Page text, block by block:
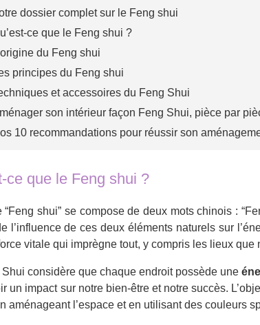
dossier complet sur le Feng shui
ce que le Feng shui ?
du Feng shui
principes du Feng shui
et accessoires du Feng Shui
son intérieur façon Feng Shui, pièce par
10 recommandations pour réussir son
ce que le Feng shui ?
“Feng shui” se compose de deux mots chinois :
l’influence de ces deux éléments naturels sur
vitale qui imprègne tout, y compris les lieux que
Shui considère que chaque endroit possède une
un impact sur notre bien-être et notre succès.
aménageant l’espace et en utilisant des couleurs